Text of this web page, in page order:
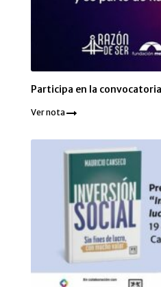
Participa en la
Ver nota